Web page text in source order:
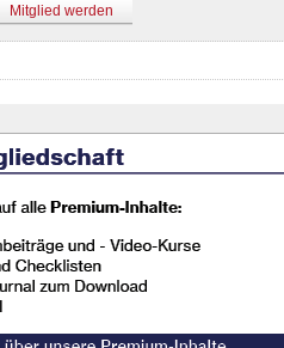
Mitglied werden